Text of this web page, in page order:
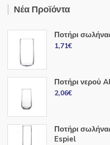
Νέα Προϊόντα
Ποτήρι
1,71€
Ποτήρι νερού
2,06€
Ποτήρι
Espiel